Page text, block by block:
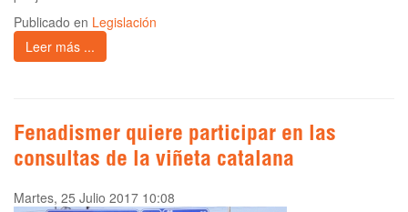
Publicado en Legislación
Leer más ...
Fenadismer quiere participar en las
consultas de la viñeta catalana
Martes, 25 Julio 2017 10:08